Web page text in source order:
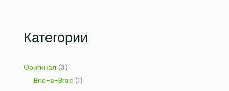
Категории
Оригинал(3)
Bric-a-Brac(1)